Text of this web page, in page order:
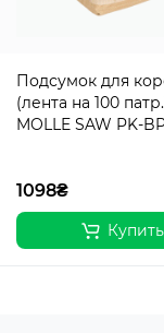
Подсумок для
(лента на 100
MOLLE SAW PK-
1098₴
Купить